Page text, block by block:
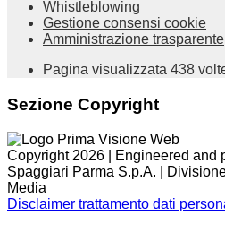
Whistleblowing
Gestione consensi cookie
Amministrazione trasparente
Pagina visualizzata 438
Sezione Copyright
Copyright 2026 | Engineered and
Spaggiari Parma S.p.A. |
Media
Disclaimer trattamento dati